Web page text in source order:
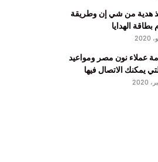
هدية من شي إن وطريقة
الهدايا
عملاء نون مصر ومواعيد
يمكنك الاتصال فيها